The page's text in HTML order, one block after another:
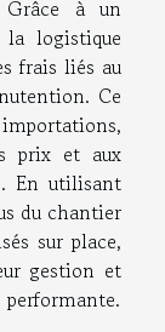
à un
logistique
frais liés au
Ce
prix et aux
En utilisant
du chantier
sur place,
gestion et